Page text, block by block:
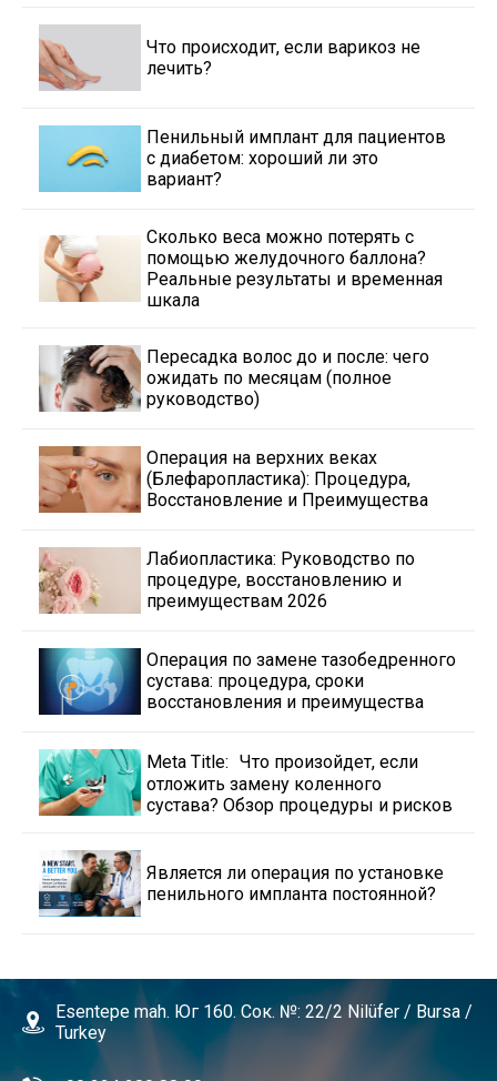
Что происходит, если варикоз не
лечить?
Пенильный имплант для пациентов
с диабетом: хороший ли это
вариант?
Сколько веса можно потерять с
помощью желудочного баллона?
Реальные результаты и временная
шкала
Пересадка волос до и после: чего
ожидать по месяцам (полное
руководство)
Операция на верхних веках
(Блефаропластика): Процедура,
Восстановление и Преимущества
Лабиопластика: Руководство по
процедуре, восстановлению и
преимуществам 2026
Операция по замене тазобедренного
сустава: процедура, сроки
восстановления и преимущества
Meta Title: Что произойдет, если
отложить замену коленного
сустава? Обзор процедуры и рисков
Является ли операция по установке
пенильного импланта постоянной?
Esentepe mah. Юг 160. Сок. №: 22/2 Nilüfer / Bursa /
Turkey